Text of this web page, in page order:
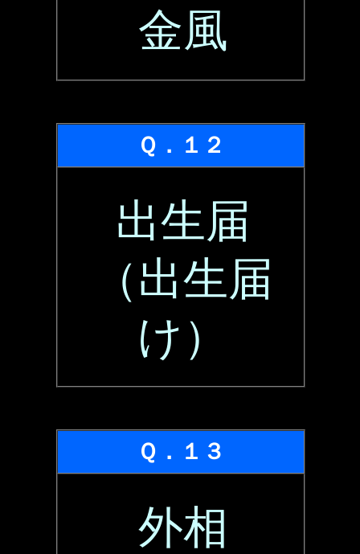
金風
Ｑ．１２
出生届
（出生届
け）
Ｑ．１３
外相